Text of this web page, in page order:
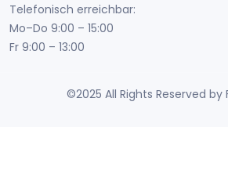
Telefonisch erreichbar:
Mo–Do 9:00 – 15:00
Fr 9:00 – 13:00
©2025 All Rights Reserved by